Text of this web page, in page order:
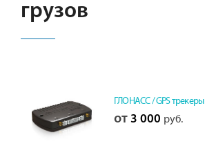
грузов
ГЛОНАСС / GPS трекеры
от 3 000 руб.